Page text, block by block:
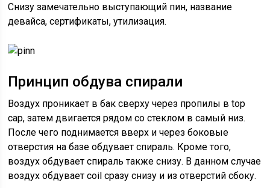
Снизу замечательно выступающий пин, название
девайса, сертификаты, утилизация.
Принцип обдува спирали
Воздух проникает в бак сверху через пропилы в top
cap, затем двигается рядом со стеклом в самый низ.
После чего поднимается вверх и через боковые
отверстия на базе обдувает спираль. Кроме того,
воздух обдувает спираль также снизу. В данном случае
воздух обдувает coil сразу снизу и из отверстий сбоку.